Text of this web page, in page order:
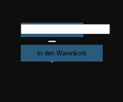
€ 88,91
Lackierpistolen
Kofferset
Teilig
In den Warenkorb